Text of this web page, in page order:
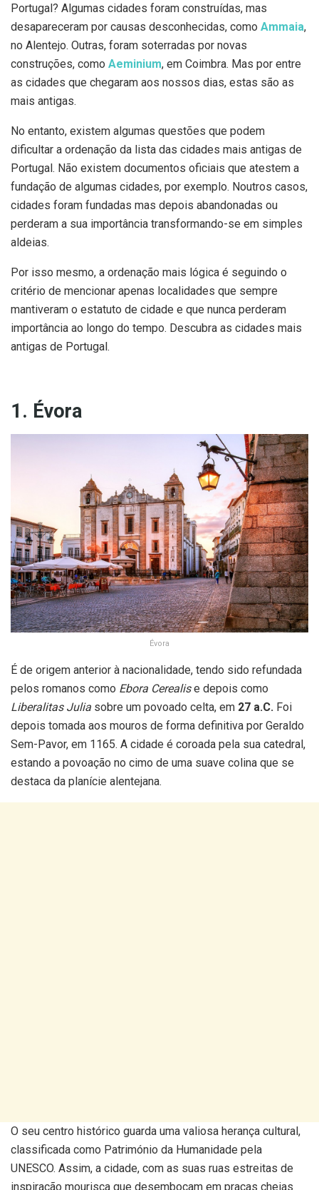
Portugal? Algumas cidades foram construídas, mas
desapareceram por causas desconhecidas, como Ammaia,
no Alentejo. Outras, foram soterradas por novas
construções, como Aeminium, em Coimbra. Mas por entre
as cidades que chegaram aos nossos dias, estas são as
mais antigas.
No entanto, existem algumas questões que podem
dificultar a ordenação da lista das cidades mais antigas de
Portugal. Não existem documentos oficiais que atestem a
fundação de algumas cidades, por exemplo. Noutros casos,
cidades foram fundadas mas depois abandonadas ou
perderam a sua importância transformando-se em simples
aldeias.
Por isso mesmo, a ordenação mais lógica é seguindo o
critério de mencionar apenas localidades que sempre
mantiveram o estatuto de cidade e que nunca perderam
importância ao longo do tempo. Descubra as cidades mais
antigas de Portugal.
1. Évora
Évora
É de origem anterior à nacionalidade, tendo sido refundada
pelos romanos como Ebora Cerealise depois como
Liberalitas Julia sobre um povoado celta, em 27 a.C. Foi
depois tomada aos mouros de forma definitiva por Geraldo
Sem-Pavor, em 1165. A cidade é coroada pela sua catedral,
estando a povoação no cimo de uma suave colina que se
destaca da planície alentejana.
O seu centro histórico guarda uma valiosa herança cultural,
classificada como Património da Humanidade pela
UNESCO. Assim, a cidade, com as suas ruas estreitas de
inspiração mourisca que desembocam em praças cheias